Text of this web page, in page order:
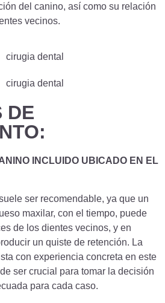
del canino, así como su relación
vecinos.
DE
INCLUIDO UBICADO EN EL
ser recomendable, ya que un
maxilar, con el tiempo, puede
de los dientes vecinos, y en
un quiste de retención. La
con experiencia concreta en este
ser crucial para tomar la decisión
para cada caso.